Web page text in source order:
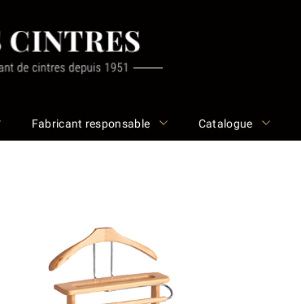
Fabricant responsable Catalogue